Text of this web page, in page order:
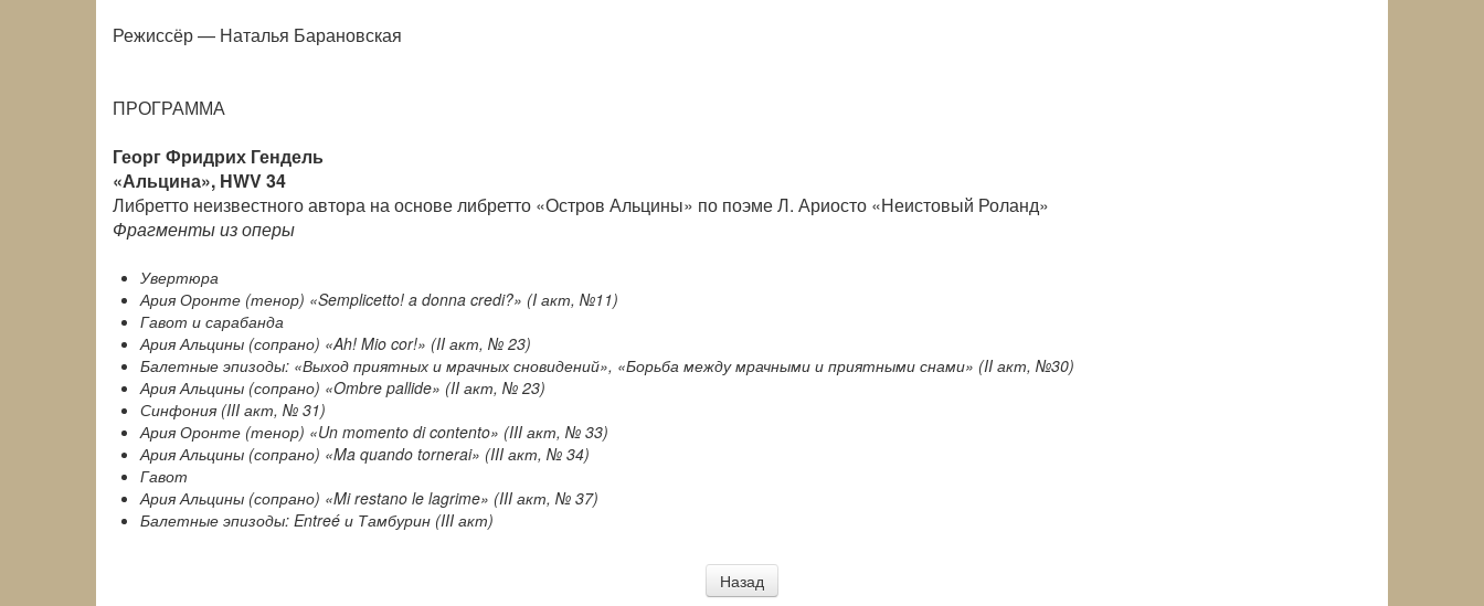
Режиссёр — Наталья Барановская
ПРОГРАММА
Георг Фридрих Гендель
«Альцина», HWV 34
Либретто неизвестного автора на основе либретто «Остров Альцины» по поэме Л. Ариосто «Неистовый Роланд»
Фрагменты из оперы
Увертюра
Ария Оронте (тенор) «Semplicetto! a donna credi?» (I акт, №11)
Гавот и сарабанда
Ария Альцины (сопрано) «Ah! Mio cor!» (II акт, № 23)
Балетные эпизоды: «Выход приятных и мрачных сновидений», «Борьба между мрачными и приятными снами» (II акт, №30)
Ария Альцины (сопрано) «Ombre pallide» (II акт, № 23)
Синфония (III акт, № 31)
Ария Оронте (тенор) «Un momento di contento» (III акт, № 33)
Ария Альцины (сопрано) «Ma quando tornerai» (III акт, № 34)
Гавот
Ария Альцины (сопрано) «Mi restano le lagrime» (III акт, № 37)
Балетные эпизоды: Entreé и Тамбурин (III акт)
Назад